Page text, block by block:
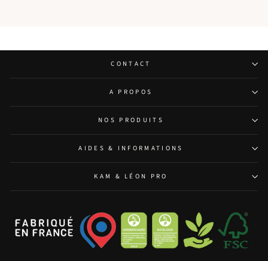
CONTACT
A PROPOS
NOS PRODUITS
AIDES & INFORMATIONS
KAM & LÉON PRO